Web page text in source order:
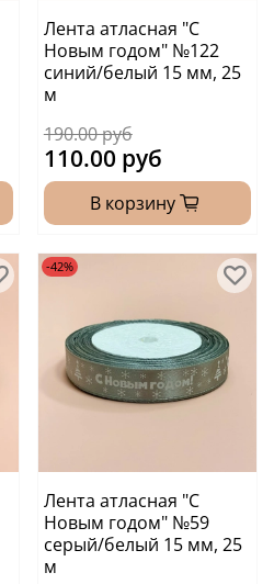
Лента атласная "С
Новым годом" №122
синий/белый 15 мм, 25
м
190.00 руб
110.00 руб
В корзину
-42%
Лента атласная "С
Новым годом" №59
серый/белый 15 мм, 25
м